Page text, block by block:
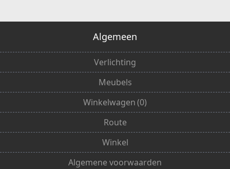
Algemeen
Verlichting
Meubels
Winkelwagen(0)
Route
Winkel
Algemene voorwaarden